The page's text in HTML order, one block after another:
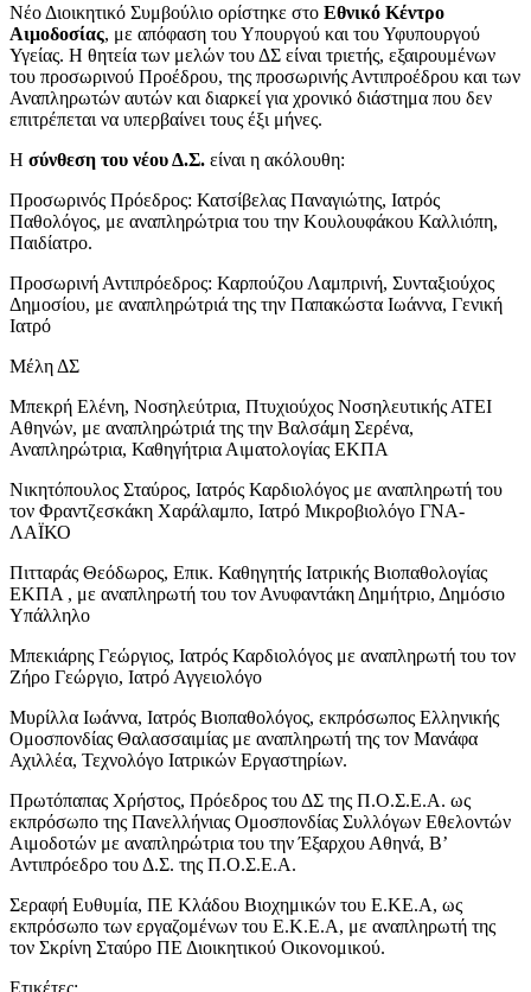
Νέο Διοικητικό Συμβούλιο ορίστηκε στο Εθνικό Κέντρο
Αιμοδοσίας, με απόφαση του Υπουργού και του Υφυπουργού
Υγείας. Η θητεία των μελών του ΔΣ είναι τριετής, εξαιρουμένων
του προσωρινού Προέδρου, της προσωρινής Αντιπροέδρου και των
Αναπληρωτών αυτών και διαρκεί για χρονικό διάστημα που δεν
επιτρέπεται να υπερβαίνει τους έξι μήνες.
Η σύνθεση του νέου Δ.Σ. είναι η ακόλουθη:
Προσωρινός Πρόεδρος: Κατσίβελας Παναγιώτης, Ιατρός
Παθολόγος, με αναπληρώτρια του την Κουλουφάκου Καλλιόπη,
Παιδίατρο.
Προσωρινή Αντιπρόεδρος: Καρπούζου Λαμπρινή, Συνταξιούχος
Δημοσίου, με αναπληρώτριά της την Παπακώστα Ιωάννα, Γενική
Ιατρό
Μέλη ΔΣ
Μπεκρή Ελένη, Νοσηλεύτρια, Πτυχιούχος Νοσηλευτικής ΑΤΕΙ
Αθηνών, με αναπληρώτριά της την Βαλσάμη Σερένα,
Αναπληρώτρια, Καθηγήτρια Αιματολογίας ΕΚΠΑ
Νικητόπουλος Σταύρος, Ιατρός Καρδιολόγος με αναπληρωτή του
τον Φραντζεσκάκη Χαράλαμπο, Ιατρό Μικροβιολόγο ΓΝΑ-
ΛΑΪΚΟ
Πιτταράς Θεόδωρος, Επικ. Καθηγητής Ιατρικής Βιοπαθολογίας
ΕΚΠΑ , με αναπληρωτή του τον Ανυφαντάκη Δημήτριο, Δημόσιο
Υπάλληλο
Μπεκιάρης Γεώργιος, Ιατρός Καρδιολόγος με αναπληρωτή του τον
Ζήρο Γεώργιο, Ιατρό Αγγειολόγο
Μυρίλλα Ιωάννα, Ιατρός Βιοπαθολόγος, εκπρόσωπος Ελληνικής
Ομοσπονδίας Θαλασσαιμίας με αναπληρωτή της τον Μανάφα
Αχιλλέα, Τεχνολόγο Ιατρικών Εργαστηρίων.
Πρωτόπαπας Χρήστος, Πρόεδρος του ΔΣ της Π.Ο.Σ.Ε.Α. ως
εκπρόσωπο της Πανελλήνιας Ομοσπονδίας Συλλόγων Εθελοντών
Αιμοδοτών με αναπληρώτρια του την Έξαρχου Αθηνά, Β’
Αντιπρόεδρο του Δ.Σ. της Π.Ο.Σ.Ε.Α.
Σεραφή Ευθυμία, ΠΕ Κλάδου Βιοχημικών του Ε.ΚΕ.Α, ως
εκπρόσωπο των εργαζομένων του Ε.Κ.Ε.Α, με αναπληρωτή της
τον Σκρίνη Σταύρο ΠΕ Διοικητικού Οικονομικού.
Ετικέτες: